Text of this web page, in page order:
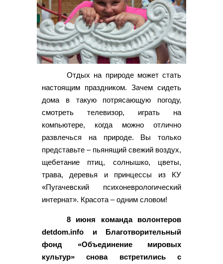
Отдых на природе может стать
настоящим праздником. Зачем сидеть
дома в такую потрясающую погоду,
смотреть телевизор, играть на
компьютере, когда можно отлично
развлечься на природе. Вы только
представьте – пьянящий свежий воздух,
щебетание птиц, солнышко, цветы,
трава, деревья и принцессы из КУ
«Пугачевский психоневрологический
интернат». Красота – одним словом!
8 июня команда волонтеров
detdom.info и Благотворительный
фонд «Объединение мировых
культур» снова встретились с